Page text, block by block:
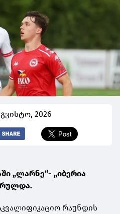
2026
„ლარნე“- „იბერია
რაუნდის